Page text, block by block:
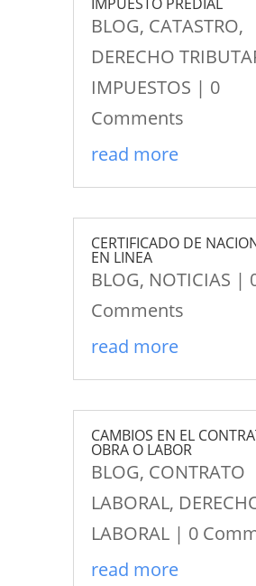
BLOG, CATASTRO,
DERECHO
IMPUESTOS | 0
Comments
read more
CERTIFICADO DE
EN LINEA
BLOG, NOTICIAS |
Comments
read more
CAMBIOS EN EL
OBRA O LABOR
BLOG, CONTRATO
LABORAL,
LABORAL| 0
read more